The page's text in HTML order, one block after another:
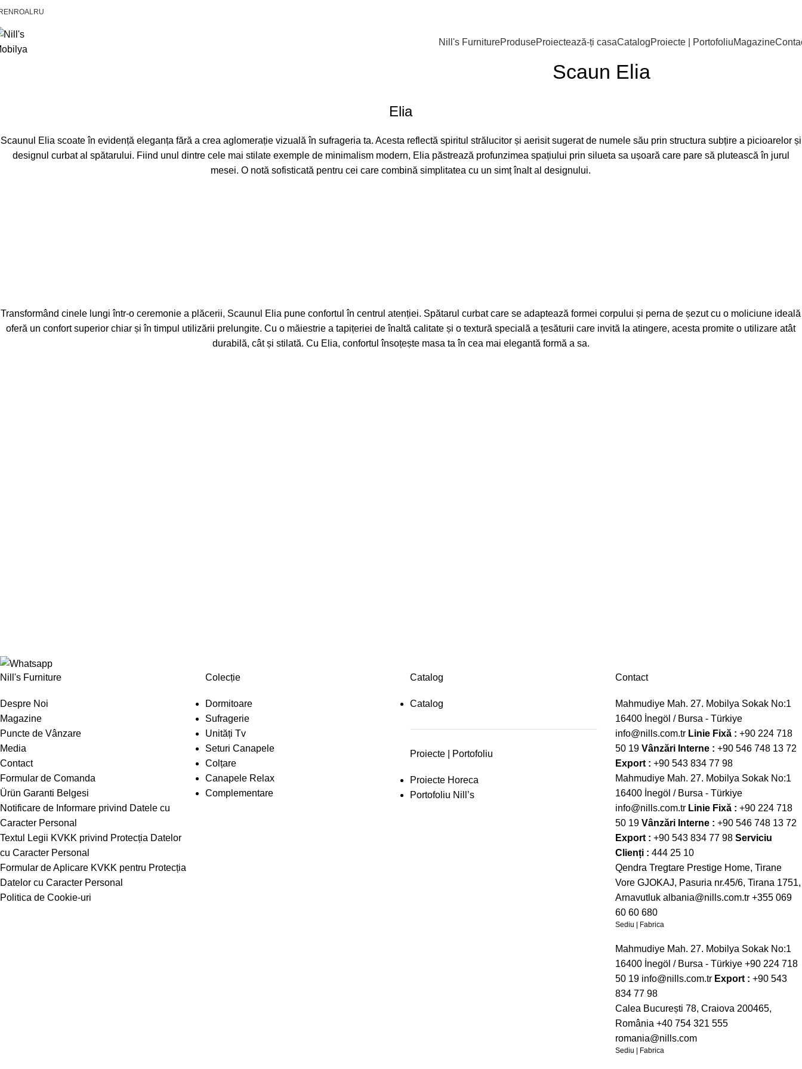
EN ROALRU
Nill's FurnitureProduseProiectează-ți casaCatalogProiecte | PortofoliuMagazine
Scaun Elia
Elia
Scaunul Elia scoate în evidență eleganța fără a crea aglomerație vizuală în sufrageria ta. Acesta reflectă spiritul strălucitor și aerisit sugerat de numele său prin structura subțire a picioarelor și
designul curbat al spătarului. Fiind unul dintre cele mai stilate exemple de minimalism modern, Elia păstrează profunzimea spațiului prin silueta sa ușoară care pare să plutească în jurul
mesei. O notă sofisticată pentru cei care combină simplitatea cu un simț înalt al designului.
Transformând cinele lungi într-o ceremonie a plăcerii, Scaunul Elia pune confortul în centrul atenției. Spătarul curbat care se adaptează formei corpului și perna de șezut cu o moliciune ideală
oferă un confort superior chiar și în timpul utilizării prelungite. Cu o măiestrie a tapițeriei de înaltă calitate și o textură specială a țesăturii care invită la atingere, acesta promite o utilizare atât
durabilă, cât și stilată. Cu Elia, confortul însoțește masa ta în cea mai elegantă formă a sa.
Nill's Furniture
Despre Noi
Magazine
Puncte de Vânzare
Media
Contact
Formular de Comanda
Ürün Garanti Belgesi
Notificare de Informare privind Datele cu
Caracter Personal
Textul Legii KVKK privind Protecția Datelor
cu Caracter Personal
Formular de Aplicare KVKK pentru Protecția
Datelor cu Caracter Personal
Politica de Cookie-uri
Colecție
Dormitoare
Sufragerie
Unități Tv
Seturi Canapele
Colțare
Canapele Relax
Complementare
Catalog
Catalog
Proiecte | Portofoliu
Proiecte Horeca
Portofoliu Nill’s
Contact
Mahmudiye Mah. 27. Mobilya Sokak No:1
16400 İnegöl / Bursa - Türkiye
info@nills.com.tr Linie Fixă : +90 224 718
50 19 Vânzări Interne : +90 546 748 13 72
Export : +90 543 834 77 98
Mahmudiye Mah. 27. Mobilya Sokak No:1
16400 İnegöl / Bursa - Türkiye
info@nills.com.tr Linie Fixă : +90 224 718
50 19 Vânzări Interne : +90 546 748 13 72
Export : +90 543 834 77 98 Serviciu
Clienți : 444 25 10
Qendra Tregtare Prestige Home, Tirane
Vore GJOKAJ, Pasuria nr.45/6, Tirana 1751,
Arnavutluk albania@nills.com.tr +355 069
60 60 680
Sediu | Fabrica
Mahmudiye Mah. 27. Mobilya Sokak No:1
16400 İnegöl / Bursa - Türkiye +90 224 718
50 19 info@nills.com.tr Export : +90 543
834 77 98
Calea București 78, Craiova 200465,
România +40 754 321 555
romania@nills.com
Sediu | Fabrica